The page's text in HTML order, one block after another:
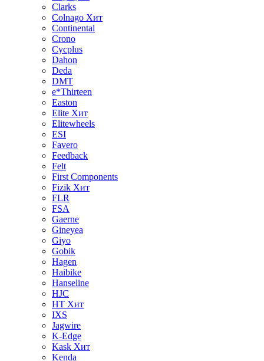
Clarks
Colnago Хит
Continental
Crono
Cycplus
Dahon
Deda
DMT
e*Thirteen
Easton
Elite Хит
Elitewheels
ESI
Favero
Feedback
Felt
First Components
Fizik Хит
FLR
FSA
Gaerne
Gineyea
Giyo
Gobik
Hagen
Haibike
Hanseline
HJC
HT Хит
IXS
Jagwire
K-Edge
Kask Хит
Kenda